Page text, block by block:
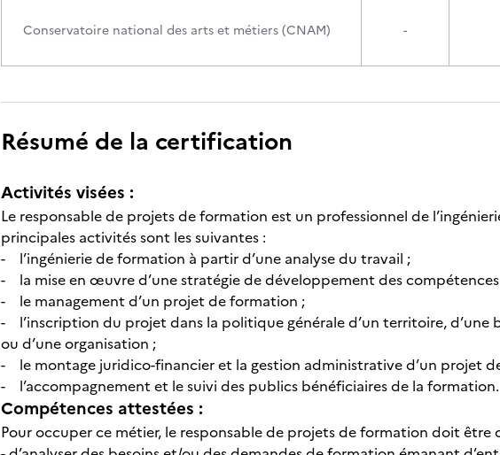
Conservatoire national des arts et métiers (CNAM) -
Résumé de la certification
Activités visées :
Le responsable de projets de formation est un professionnel de
principales activités sont les suivantes :
- l’ingénierie de formation à partir d’une analyse du travail ;
- la mise en œuvre d’une stratégie de développement des
- le management d’un projet de formation ;
- l’inscription du projet dans la politique générale d’un territoire, d’une
ou d’une organisation ;
- le montage juridico-financier et la gestion administrative d’un projet
- l’accompagnement et le suivi des publics bénéficiaires de la formation.
Compétences attestées :
Pour occuper ce métier, le responsable de projets de formation doit être